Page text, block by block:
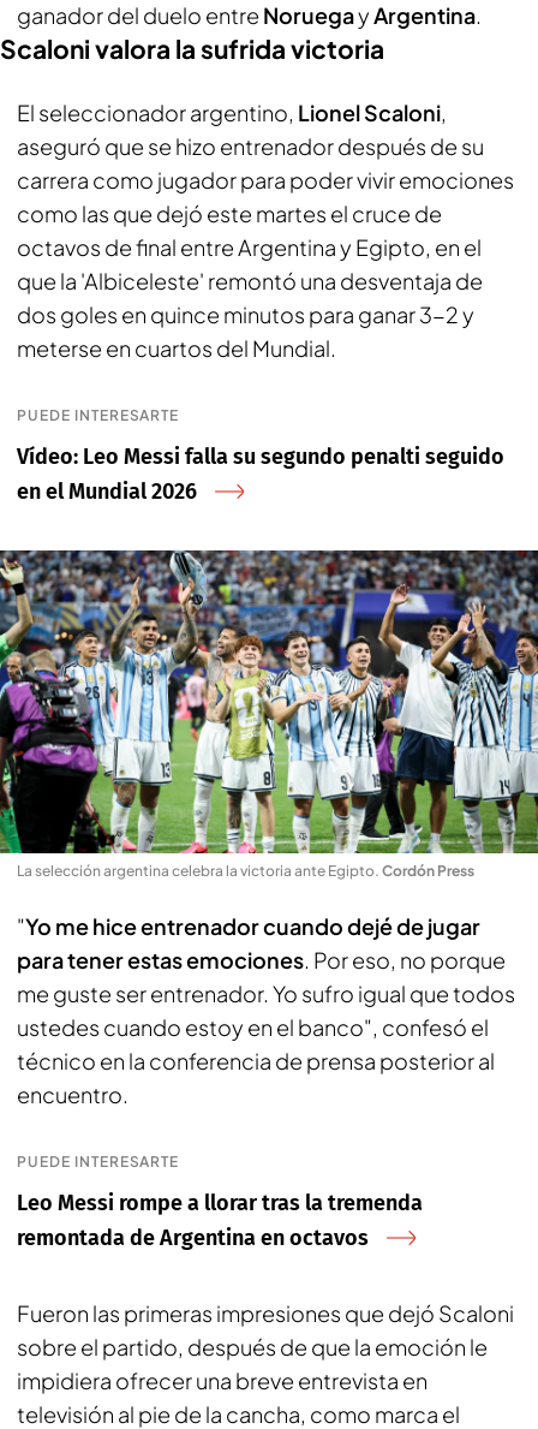
ganador del duelo entre NoruegayArgentina.
Scaloni valora la sufrida victoria
El seleccionador argentino, Lionel Scaloni,
aseguró que se hizo entrenador después de su
carrera como jugador para poder vivir emociones
como las que dejó este martes el cruce de
octavos de final entre Argentina y Egipto, en el
que la 'Albiceleste' remontó una desventaja de
dos goles en quince minutos para ganar 3-2 y
meterse en cuartos del Mundial.
PUEDE INTERESARTE
Vídeo: Leo Messi falla su segundo penalti seguido
en el Mundial 2026
La selección argentina celebra la victoria ante Egipto. Cordón Press
"Yo me hice entrenador cuando dejé de jugar
para tener estas emociones. Por eso, no porque
me guste ser entrenador. Yo sufro igual que todos
ustedes cuando estoy en el banco", confesó el
técnico en la conferencia de prensa posterior al
encuentro.
PUEDE INTERESARTE
Leo Messi rompe a llorar tras la tremenda
remontada de Argentina en octavos
Fueron las primeras impresiones que dejó Scaloni
sobre el partido, después de que la emoción le
impidiera ofrecer una breve entrevista en
televisión al pie de la cancha, como marca el